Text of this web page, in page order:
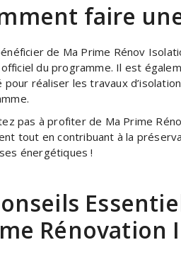
faire
de Ma Prime Rénov
du programme. Il est
pour réaliser les travaux
pas à profiter de Ma Prime
tout en contribuant à la
énergétiques !
Rénovation